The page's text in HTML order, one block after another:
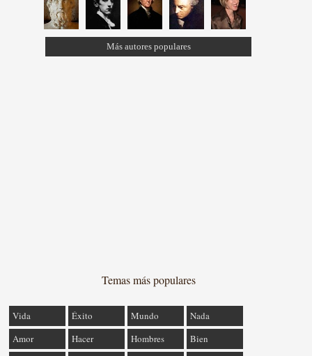
Más autores populares
Temas más populares
Vida Éxito Mundo
Nada
Amor
Hacer Hombres
Bien